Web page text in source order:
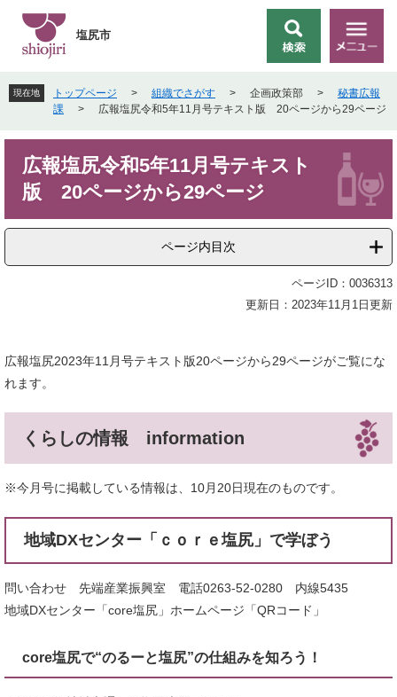
先
頭
す
を
飛
し
索
メ
ニ
ー
塩尻市
現在地 トップページ > 組織でさがす > 企画政策部 >
秘書広報
課
> 広報塩尻令和5年11月号テキスト版 20ページから29ページ
広報塩尻令和5年11月号テキスト
版 20ページから29ページ
ページ内目次
ページID：0036313
更新日：2023年11月1日更新
広報塩尻2023年11月号テキスト版20ページから29ページがご覧にな
れます。
くらしの情報 information
※今月号に掲載している情報は、10月20日現在のものです。
地域DXセンター「ｃｏｒｅ塩尻」で学ぼう
問い合わせ 先端産業振興室 電話0263-52-0280 内線5435
地域DXセンター「core塩尻」ホームページ「QRコード」
core塩尻で“のるーと塩尻”の仕組みを知ろう！